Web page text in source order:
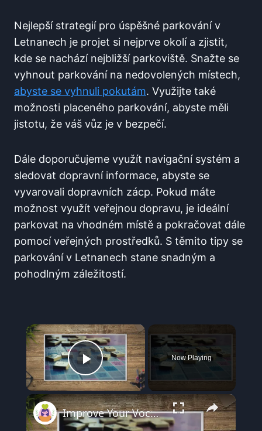
Nejlepší strategií pro úspěšné parkování v
Letnanech je ⁣projet si nejprve okolí ‍a zjistit,
kde se nachází nejbližší parkoviště. Snažte se
vyhnout parkování na ⁢nedovolených místech,⁤
abyste se vyhnuli pokutám. Využijte také
možnosti placeného parkování, abyste měli
jistotu, že váš vůz je v bezpečí.
Dále doporučujeme ⁤využít navigační systém a
sledovat dopravní informace,​ abyste se
vyvarovali ⁤dopravních zácp. Pokud máte
možnost využít veřejnou dopravu, je ideální
parkovat na vhodném‌ místě a⁢ pokračovat dále
pomocí veřejných prostředků.​ S těmito tipy se
parkování v Letnanech stane snadným a
⁢pohodlným záležitostí.
×
Play Video
Now Playing
×
Improve Your Vocabulary For Better Scrabble Play